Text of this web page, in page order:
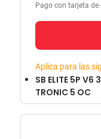
Pago con tarjeta de
Aplica para las
SB ELITE 5P V6
TRONIC 5 OC